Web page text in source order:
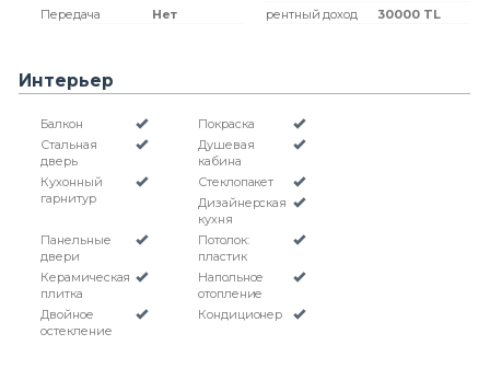
Передача Нет рентный доход 30000 TL
Интерьер
Балкон
Покраска
Стальная
дверь
Душевая
кабина
Кухонный
гарнитур
Стеклопакет
Дизайнерская
кухня
Панельные
двери
Потолок:
пластик
Керамическая
плитка
Напольное
отопление
Двойное
остекление
Кондиционер